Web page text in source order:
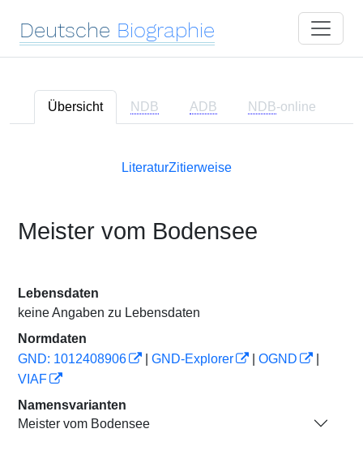
Deutsche Biographie
Übersicht NDB ADB NDB-online
LiteraturZitierweise
Meister vom Bodensee
Lebensdaten
keine Angaben zu Lebensdaten
Normdaten
GND: 1012408906
GND-Explorer OGND
VIAF
Namensvarianten
Meister vom Bodensee